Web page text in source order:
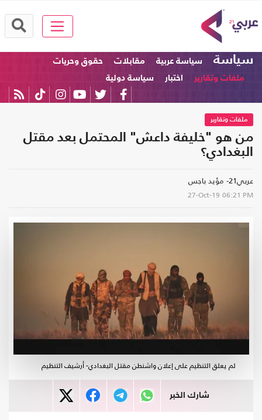
سياسة سياسة عربية مقابلات
حقوق وحريات
ملفات وتقارير
اختبار سياسة دولية
ملفات وتقارير
من هو "خليفة داعش" المحتمل بعد مقتل
البغدادي؟
عربي21- مؤيد باجس
27-Oct-19 06:21 PM
لم يعلق التنظيم على إعلان واشنطن مقتل البغدادي- أرشيف التنظيم
شارك الخبر